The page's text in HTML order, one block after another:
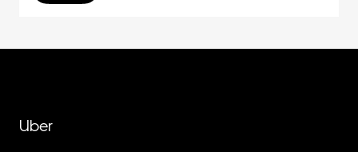
Uber